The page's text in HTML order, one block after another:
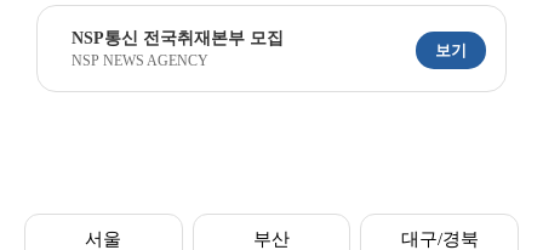
NSP통신 전국취재본부 모집
NSP NEWS AGENCY
보기
서울 부산 대구/경북